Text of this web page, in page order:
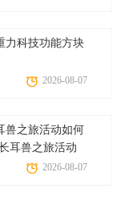
画面比例，特别适合
种滤镜，所有效果均
例，并支持多种美化
力科技功能方块
2026-08-07
兽之旅活动如何
耳兽之旅活动
2026-08-07